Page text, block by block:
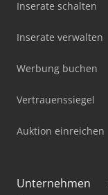
Inserate schalten
Inserate verwalten
Werbung buchen
Vertrauenssiegel
Auktion einreichen
Unternehmen